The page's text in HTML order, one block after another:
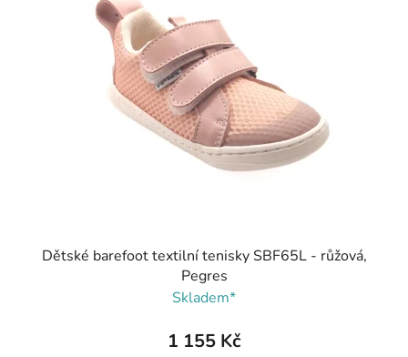
Dětské barefoot textilní tenisky SBF65L - růžová,
Pegres
Skladem*
1 155 Kč